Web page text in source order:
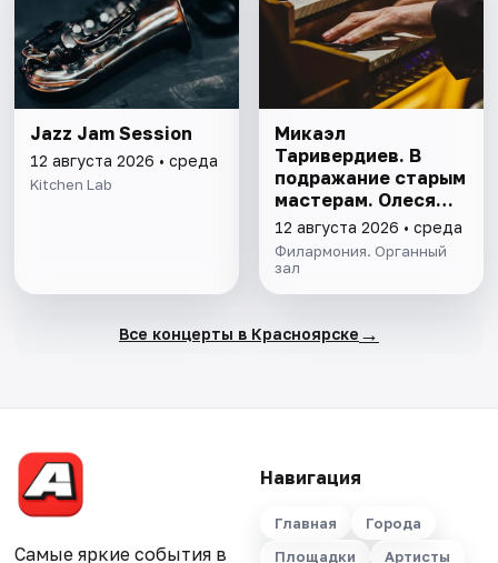
Jazz Jam Session
12 августа 2026 • среда
Kitchen Lab
Микаэл
Таривердиев. В
подражание старым
мастерам. Олеся
Кравченко
12 августа 2026 • среда
Филармония. Органный
зал
Все концерты в Красноярске →
Самые яркие события в
Навигация
Главная
Города
Площадки
Артисты